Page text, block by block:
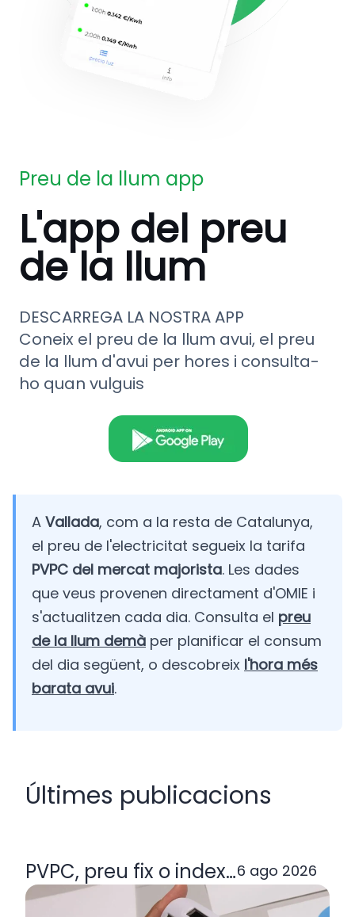
Preu de la llum app
L'app del preu
de la llum
DESCARREGA LA NOSTRA APP
Coneix el preu de la llum avui, el preu
de la llum d'avui per hores i consulta-
ho quan vulguis
A Vallada, com a la resta de Catalunya,
el preu de l'electricitat segueix la tarifa
PVPC del mercat majorista. Les dades
que veus provenen directament d'OMIE i
s'actualitzen cada dia. Consulta el preu
de la llum demà per planificar el consum
del dia següent, o descobreix l'hora més
barata avui.
Últimes publicacions
PVPC, preu fix o indexada: quina
6 ago 2026